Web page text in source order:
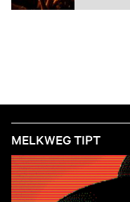
MELKWEG TIPT